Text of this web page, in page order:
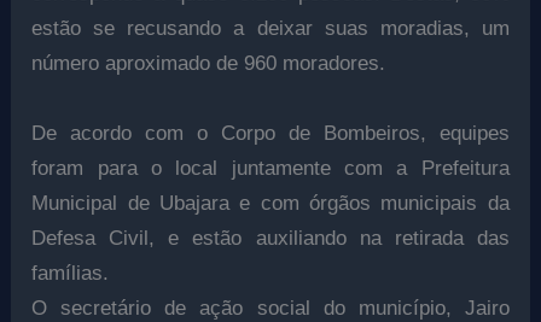
estão se recusando a deixar suas moradias, um
número aproximado de 960 moradores.
De acordo com o Corpo de Bombeiros, equipes
foram para o local juntamente com a Prefeitura
Municipal de Ubajara e com órgãos municipais da
Defesa Civil, e estão auxiliando na retirada das
famílias.
O secretário de ação social do município, Jairo